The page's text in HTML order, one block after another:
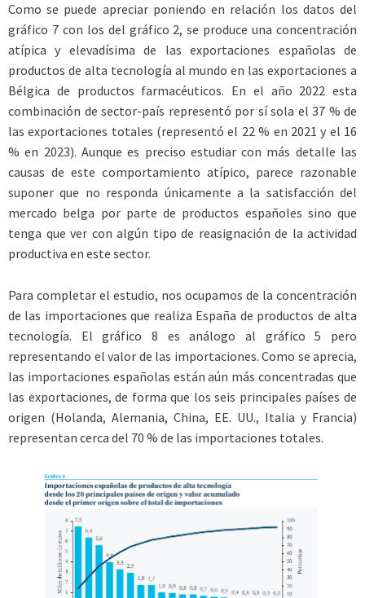
Como se puede apreciar poniendo en relación los datos del
gráfico 7 con los del gráfico 2, se produce una concentración
atípica y elevadísima de las exportaciones españolas de
productos de alta tecnología al mundo en las exportaciones a
Bélgica de productos farmacéuticos. En el año 2022 esta
combinación de sector-país representó por sí sola el 37 % de
las exportaciones totales (representó el 22 % en 2021 y el 16
% en 2023). Aunque es preciso estudiar con más detalle las
causas de este comportamiento atípico, parece razonable
suponer que no responda únicamente a la satisfacción del
mercado belga por parte de productos españoles sino que
tenga que ver con algún tipo de reasignación de la actividad
productiva en este sector.
Para completar el estudio, nos ocupamos de la concentración
de las importaciones que realiza España de productos de alta
tecnología. El gráfico 8 es análogo al gráfico 5 pero
representando el valor de las importaciones. Como se aprecia,
las importaciones españolas están aún más concentradas que
las exportaciones, de forma que los seis principales países de
origen (Holanda, Alemania, China, EE. UU., Italia y Francia)
representan cerca del 70 % de las importaciones totales.